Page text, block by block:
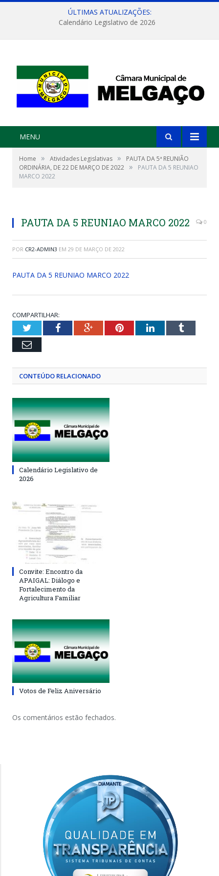
ÚLTIMAS ATUALIZAÇÕES:
Calendário Legislativo de 2026
MENU
Home » Atividades Legislativas »
PAUTA DA 5ª REUNIÃO
ORDINÁRIA, DE 22 DE MARÇO DE 2022 »
PAUTA DA 5 REUNIAO
MARCO 2022
PAUTA DA 5 REUNIAO MARCO 2022 0
POR CR2-ADMIN3 EM 29 DE MARÇO DE 2022
PAUTA DA 5 REUNIAO MARCO 2022
COMPARTILHAR:
TwitterFacebookGoogle+PinterestLinkedInTumblr
Email
CONTEÚDO RELACIONADO
Calendário Legislativo de
2026
Convite: Encontro da
APAIGAL: Diálogo e
Fortalecimento da
Agricultura Familiar
Votos de Feliz Aniversário
Os comentários estão fechados.